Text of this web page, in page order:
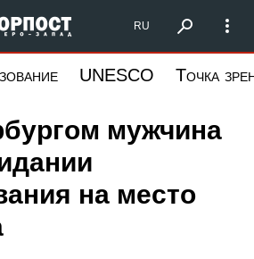
Форпост Северо-Запад
RU
UNESCO Точка
мужчина
на место